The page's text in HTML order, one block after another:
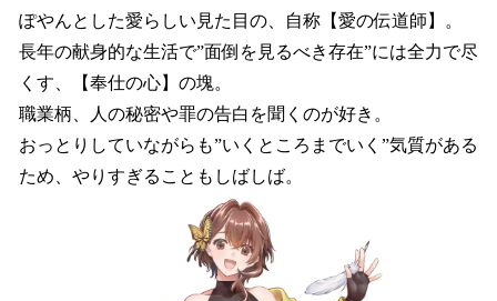
ぽやんとした愛らしい見た目の、自称【愛の伝道師】。
長年の献身的な生活で”面倒を見るべき存在”には全力で尽
くす、【奉仕の心】の塊。
職業柄、人の秘密や罪の告白を聞くのが好き。
おっとりしていながらも”いくところまでいく”気質がある
ため、やりすぎることもしばしば。